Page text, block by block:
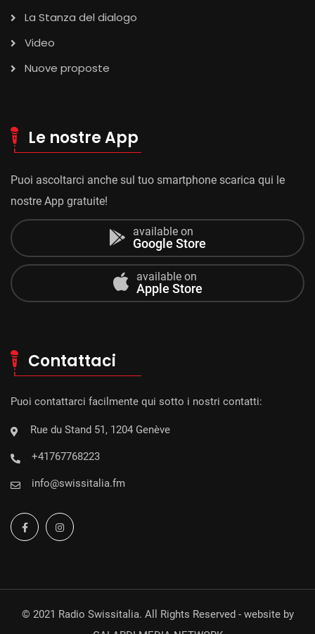
La Stanza del dialogo
Video
Nuove proposte
Le nostre App
Puoi ascoltarci anche sul tuo smartphone scarica qui le
nostre App gratuite!
available on
Google Store
available on
Apple Store
Contattaci
Puoi contattarci facilmente qui sotto i nostri contatti:
Rue du Stand 51, 1204 Genève
+41767768223
info@swissitalia.fm
© 2021 Radio Swissitalia. All Rights Reserved - website by